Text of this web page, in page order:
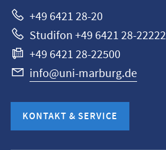
+49 6421 28-20
Studifon +49 6421 28-22222
+49 6421 28-22500
info@uni-marburg.de
KONTAKT & SERVICE